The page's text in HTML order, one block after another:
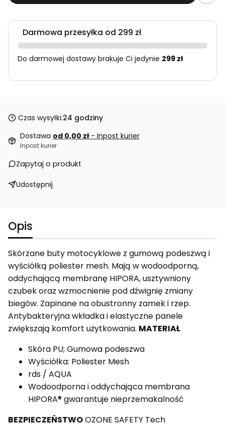
Darmowa przesyłka od 299 zł
Do darmowej dostawy brakuje Ci jedynie 299 zł
Czas wysyłki:24 godziny
Dostawa od 0,00 zł - Inpost kurier
Inpost kurier
Zapytaj o produkt
Udostępnij
Opis
Skórzane buty motocyklowe z gumową podeszwą i
wyściółką poliester mesh. Mają w wodoodporną,
oddychającą membranę HIPORA, usztywniony
czubek oraz wzmocnienie pod dźwignię zmiany
biegów. Zapinane na obustronny zamek i rzep.
Antybakteryjna wkładka i elastyczne panele
zwiększają komfort użytkowania. MATERIAŁ
Skóra PU; Gumowa podeszwa
Wyściółka: Poliester Mesh
rds / AQUA
Wodoodporna i oddychająca membrana
HIPORA® gwarantuje nieprzemakalność
BEZPIECZEŃSTWOOZONE SAFETY Tech